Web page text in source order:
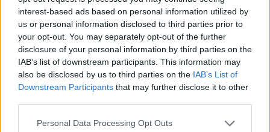
interest-based ads based on personal information utilized by
us or personal information disclosed to third parties prior to
your opt-out. You may separately opt-out of the further
disclosure of your personal information by third parties on the
IAB’s list of downstream participants. This information may
also be disclosed by us to third parties on the IAB’s List of
Downstream Participants that may further disclose it to other
Personal Data Processing Opt Outs
Εκπαιδεύστε τους γευστικούς σας κάλυκες να μην
θέλουν τόσο αλατισμένα φαγητά - και σιγά σιγά
θα συνηθίσετε.
ΔΙΑΦΗΜΙΣΗ